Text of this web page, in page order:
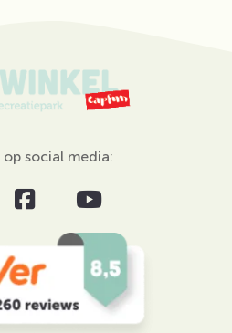
op social media: